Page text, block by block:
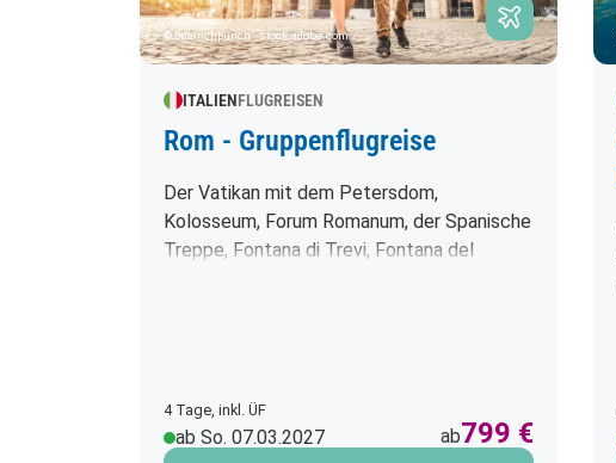
© oneinchpunch - stock.adobe.com
ITALIENFLUGREISEN
Rom - Gruppenflugreise
Der Vatikan mit dem Petersdom,
Kolosseum, Forum Romanum, der Spanische
Treppe, Fontana di Trevi, Fontana del
so dicht nebeneinander. Eine einzigartige
Atmosphäre erwartet Sie. Diese einzigartige
4 Tage, inkl. ÜF
ab So. 07.03.2027 ab799 €